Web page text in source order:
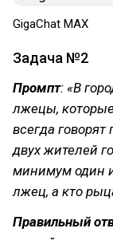
GigaChat MAX
Задача №2
Промпт: «В
лжецы,
всегда
двух жителей
минимум один
лжец, а кто
Правильный